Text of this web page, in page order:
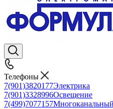
Телефоны
7(901)3820177Электрика
7(901)3328996Освещение
7(499)7077157Многоканальный